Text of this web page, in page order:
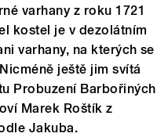
varhany z roku 1721
kostel je v dezolátním
varhany, na kterých se
ještě jim svítá
Probuzení Barbořiných
Marek Roštík z
Jakuba.